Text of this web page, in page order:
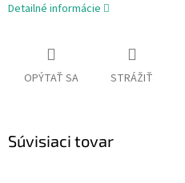
Detailné informácie
OPÝTAŤ SA STRÁŽIŤ
Súvisiaci tovar